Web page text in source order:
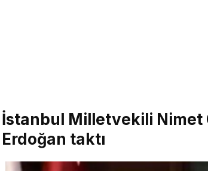
İstanbul Milletvekili Nimet
Erdoğan taktı